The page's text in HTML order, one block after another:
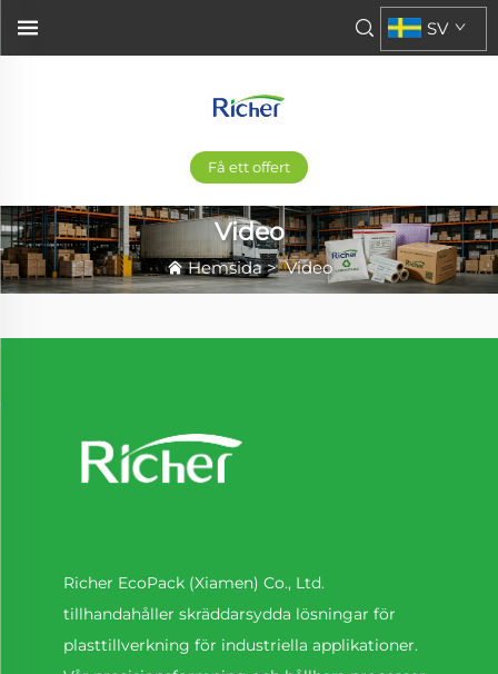
Få ett offert
SV
Video
Hemsida>Video
Richer EcoPack (Xiamen) Co., Ltd.
tillhandahåller skräddarsydda lösningar för
plasttillverkning för industriella applikationer.